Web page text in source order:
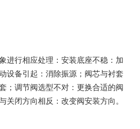
进行相应处理：安装底座不稳：加
设备引起：消除振源；阀芯与衬套
；调节阀选型不对：更换合适的阀
关闭方向相反：改变阀安装方向。